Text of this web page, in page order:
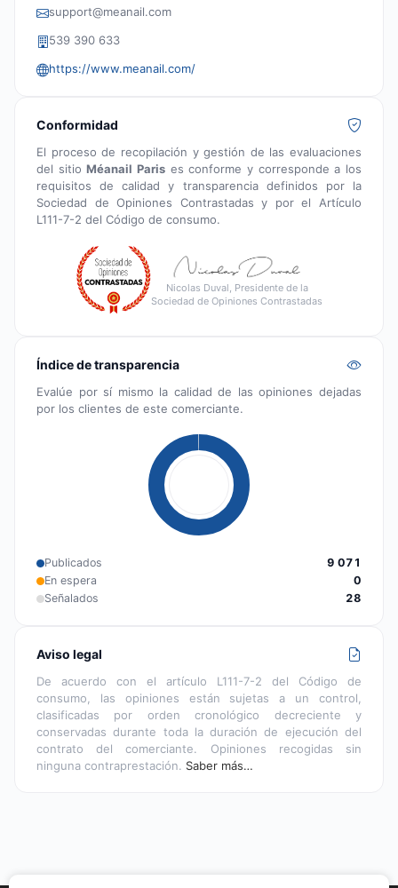
support@meanail.com
539 390 633
https://www.meanail.com/
Conformidad
El proceso de recopilación y gestión de las evaluaciones
del sitioMéanail Paris es conforme y corresponde a los
requisitos de calidad y transparencia definidos por la
Sociedad de Opiniones Contrastadas y por el Artículo
L111-7-2 del Código de consumo.
Nicolas Duval, Presidente de la
Sociedad de Opiniones Contrastadas
Índice de transparencia
Evalúe por sí mismo la calidad de las opiniones dejadas
por los clientes de este comerciante.
Publicados
9 071
En espera
0
Señalados
28
Aviso legal
De acuerdo con el artículo L111-7-2 del Código de
consumo, las opiniones están sujetas a un control,
clasificadas por orden cronológico decreciente y
conservadas durante toda la duración de ejecución del
contrato del comerciante. Opiniones recogidas sin
ninguna contraprestación. Saber más…